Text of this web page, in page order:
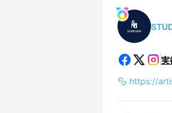
実
https://